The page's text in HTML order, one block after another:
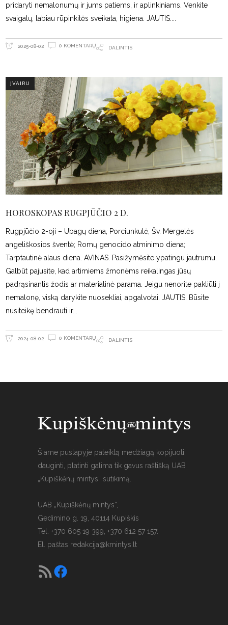
pridaryti nemalonumų ir jums patiems, ir aplinkiniams. Venkite
svaigalų, labiau rūpinkitės sveikata, higiena. JAUTIS.
2025-08-02 0 KOMENTARŲ DALINTIS
ĮVAIRU
HOROSKOPAS RUGPJŪČIO 2 D.
Rugpjūčio 2-oji – Ubagų diena, Porciunkulė, Šv. Mergelės
angeliškosios šventė; Romų genocido atminimo diena;
Tarptautinė alaus diena. AVINAS. Pasižymėsite ypatingu jautrumu.
Galbūt pajusite, kad artimiems žmonėms reikalingas jūsų
padrąsinantis žodis ar materialinė parama. Jeigu nenorite pakliūti į
nemalonę, viską darykite nuosekliai, apgalvotai. JAUTIS. Būsite
nusiteikę bendrauti ir
2024-08-02 0 KOMENTARŲ DALINTIS
Šiame puslapyje pateiktą medžiagą kopijuoti,
dauginti, platinti galima tik gavus raštišką UAB
„Kupiškėnų mintys“ sutikimą.
UAB „Kupiškėnų mintys“,
Gedimino g. 19, 40114 Kupiškis
Tel. +370 605 19 399, +370 612 57 157.
El. paštas redakcija@kmintys.lt